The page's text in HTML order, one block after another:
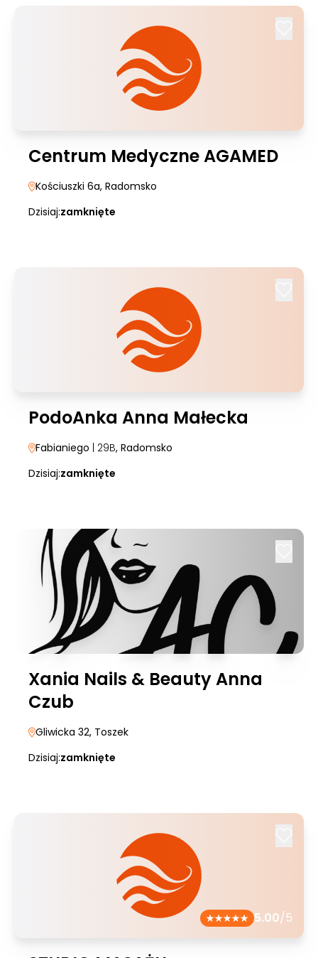
Centrum Medyczne AGAMED
Kościuszki 6a, Radomsko
Dzisiaj:zamknięte
PodoAnka Anna Małecka
Fabianiego | 29B, Radomsko
Dzisiaj:zamknięte
Xania Nails & Beauty Anna
Czub
Gliwicka 32, Toszek
Dzisiaj:zamknięte
5.00/5